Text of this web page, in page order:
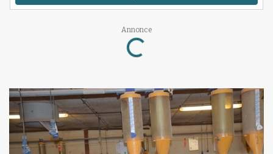
Annonce
Loading...